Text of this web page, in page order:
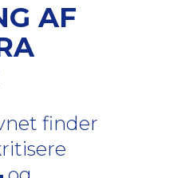
AF
finder